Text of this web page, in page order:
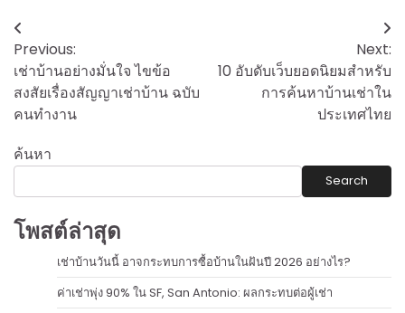
Post
navigation
Previous:
เช่าบ้านอย่างมั่นใจ ไขข้อ
สงสัยเรื่องสัญญาเช่าบ้าน ฉบับ
คนทำงาน
Next:
10 อับดับเว็บยอดนิยมสำหรับ
การค้นหาบ้านเช่าใน
ประเทศไทย
ค้นหา
Search
โพสต์ล่าสุด
เช่าบ้านวันนี้ อาจกระทบการซื้อบ้านในฝันปี 2026 อย่างไร?
ค่าเช่าพุ่ง 90% ใน SF, San Antonio: ผลกระทบต่อผู้เช่า